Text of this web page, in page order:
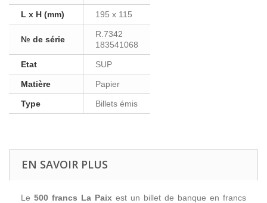
L x H (mm) 195 x 115
№ de série
R.7342
183541068
Etat SUP
Matière Papier
Type Billets émis
EN SAVOIR PLUS
Le 500 francs La Paix est un billet de banque en francs